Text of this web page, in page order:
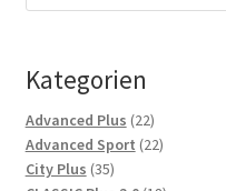
Kategorien
Advanced Plus 2222
Produkte
Advanced Sport 2222
City Plus 3535